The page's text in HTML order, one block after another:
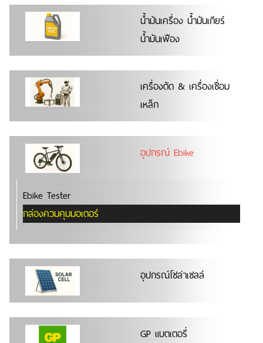
น้ำมันเครื่อง น้ำมันเกียร์
น้ำมันเฟือง
เครื่องตัด & เครื่องเชื่อม
เหล็ก
อุปกรณ์ Ebike
Ebike Tester
กล่องควมคุมมอเตอร์
อุปกรณ์โซล่าเซลล์
GP แบตเตอรี่